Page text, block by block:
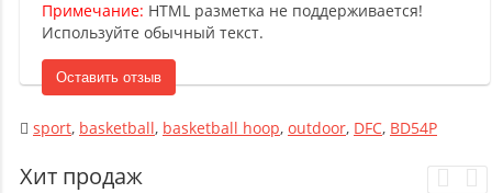
Примечание: HTML разметка не поддерживается!
Используйте обычный текст.
Оставить отзыв
sport, basketball, basketball hoop, outdoor, DFC, BD54P
Хит продаж